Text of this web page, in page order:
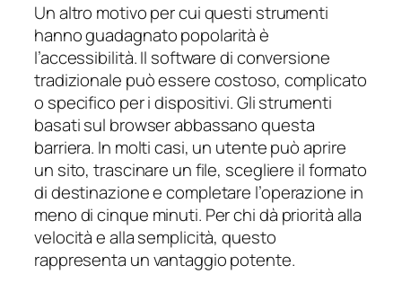
Un altro motivo per cui questi strumenti
hanno guadagnato popolarità è
l’accessibilità. Il software di conversione
tradizionale può essere costoso, complicato
o specifico per i dispositivi. Gli strumenti
basati sul browser abbassano questa
barriera. In molti casi, un utente può aprire
un sito, trascinare un file, scegliere il formato
di destinazione e completare l’operazione in
meno di cinque minuti. Per chi dà priorità alla
velocità e alla semplicità, questo
rappresenta un vantaggio potente.